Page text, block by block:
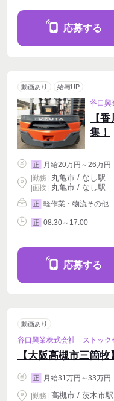
応募する
動画あり 給与UP
谷口
【
集！
正
月給20万円～26万円
|勤務 丸亀市 / なし駅
| 面接 | 丸亀市 / なし駅
正 軽作業・物流その他
正 08:30～17:00
応募する
動画あり
谷口興業株式会社 ストック
【大阪高槻市三箇
正 月給31万円～33万円
|勤務 高槻市 / 茨木市